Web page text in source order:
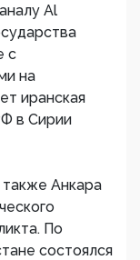
Al
с
на
иранская
в Сирии
также Анкара
По
состоялся